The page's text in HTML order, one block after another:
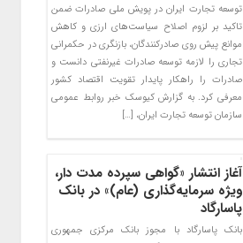
توسعه تجارت ایران در پویش ملی صادرات ضمن
تاکید بر لزوم اصلاح سیاست‌های ارزی و کاهش
موانع پیش روی صادرکنندگان، بازنگری در حکمرانی
تجاری را لازمه توسعه صادرات غیرنفتی دانست و
صادرات را راهکار پایدار تقویت اقتصاد کشور
معرفی کرد. به گزارش کیوسک خبر روابط عمومی
سازمان توسعه تجارت ایران، […]
آغاز انتشار «گواهی سپرده مدت دار،
ویژه سرمایه‌گذاری (عام)» در بانک
پاسارگاد
بانک پاسارگاد با مجوز بانک مرکزی جمهوری